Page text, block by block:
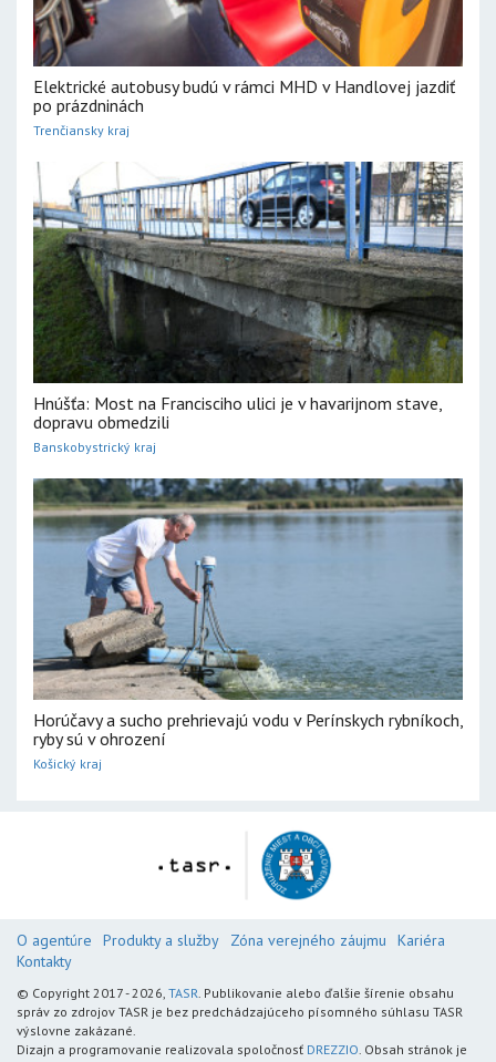
Elektrické autobusy budú v rámci MHD v Handlovej jazdiť
po prázdninách
Trenčiansky kraj
Hnúšťa: Most na Francisciho ulici je v havarijnom stave,
dopravu obmedzili
Banskobystrický kraj
Horúčavy a sucho prehrievajú vodu v Perínskych rybníkoch,
ryby sú v ohrození
Košický kraj
O agentúre Produkty a služby Zóna verejného záujmu
Kariéra
Kontakty
© Copyright 2017 - 2026, TASR. Publikovanie alebo ďalšie šírenie obsahu
správ zo zdrojov TASR je bez predchádzajúceho písomného súhlasu TASR
výslovne zakázané.
Dizajn a programovanie realizovala spoločnosť DREZZIO. Obsah stránok je